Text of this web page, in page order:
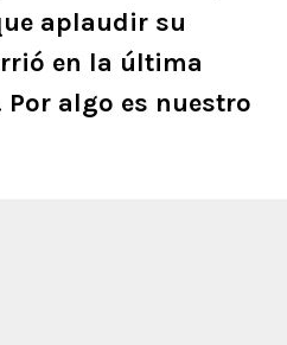
aplaudir su
en la última
algo es nuestro